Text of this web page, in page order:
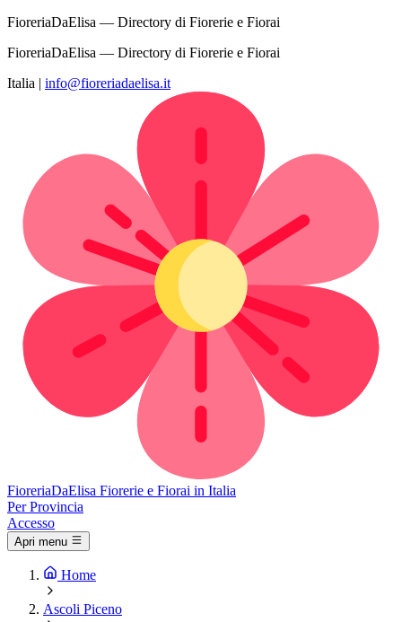
FioreriaDaElisa — Directory di Fiorerie e Fiorai
FioreriaDaElisa — Directory di Fiorerie e Fiorai
Italia | info@fioreriadaelisa.it
FioreriaDaElisa Fiorerie e Fiorai in Italia
Per Provincia
Accesso
Apri menu
Home
Ascoli Piceno